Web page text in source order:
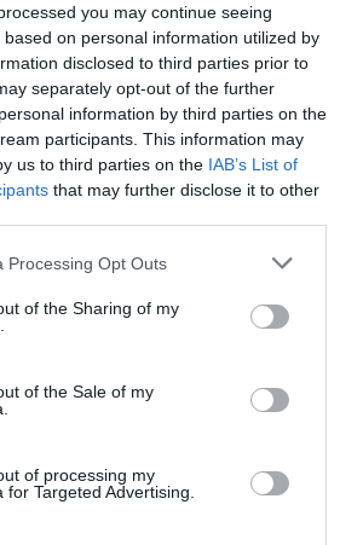
you may continue seeing
on personal information utilized by
disclosed to third parties prior to
separately opt-out of the further
information by third parties on the
participants. This information may
us to third parties on the IAB’s List of
that may further disclose it to other
Processing Opt Outs
of the Sharing of my
of the Sale of my
of processing my
for Targeted Advertising.
le camere dell'albergo si caratterizzano per le
arredate con mobili d'epoca.
TV color con digitale terrestre, frigobar,
via cavo, aria condizionata, bagno privato con
Matrimoniale, Tripla, Quadrupla, Doppia uso
Tripla Suite, Monolocale per 2 persone.
nel prezzo
aree
Banco Escursioni
Parcheggio Esterno su strada
Bar
servita nel grazioso giardino interno fra i limoni, i
i deliziosi prodotti tipici di Sicilia fra cui i
e i dolci.
Lavanderia
per
Noleggio Auto
dell'hotel
Camere Insonorizzate
Camere VIP